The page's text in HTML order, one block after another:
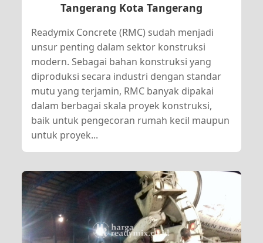
Tangerang Kota Tangerang
Readymix Concrete (RMC) sudah menjadi
unsur penting dalam sektor konstruksi
modern. Sebagai bahan konstruksi yang
diproduksi secara industri dengan standar
mutu yang terjamin, RMC banyak dipakai
dalam berbagai skala proyek konstruksi,
baik untuk pengecoran rumah kecil maupun
untuk proyek...